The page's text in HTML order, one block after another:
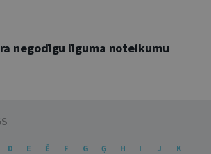
negodīgu līguma noteikumu
D E Ē F G Ģ H I J
K